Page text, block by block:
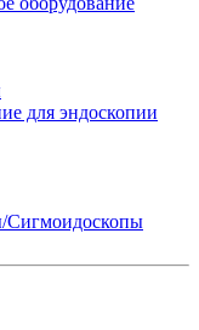
для эндоскопии
Сигмоидоскопы